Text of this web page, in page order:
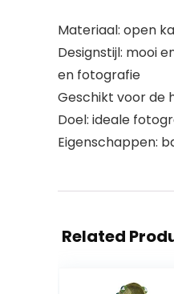
Materiaal: open
Designstijl: mooi
en fotografie
Geschikt voor de
Doel: ideale
Eigenschappen:
Related